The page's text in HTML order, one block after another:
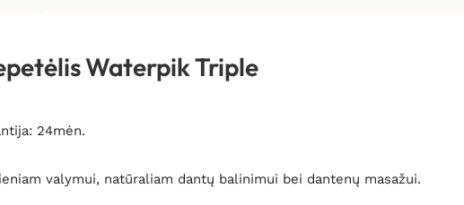
dantų šepetėlis Waterpik Triple Sonic ST-01
Waterpik Triple
24mėn.
valymui, natūraliam dantų balinimui bei dantenų masažui.